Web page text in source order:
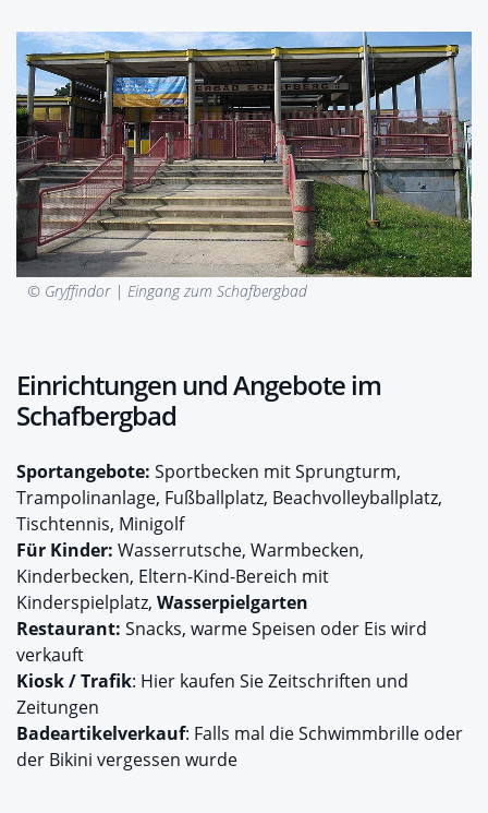
© Gryffindor | Eingang zum Schafbergbad
Einrichtungen und Angebote im
Schafbergbad
Sportangebote: Sportbecken mit Sprungturm,
Trampolinanlage, Fußballplatz, Beachvolleyballplatz,
Tischtennis, Minigolf
Für Kinder: Wasserrutsche, Warmbecken,
Kinderbecken, Eltern-Kind-Bereich mit
Kinderspielplatz, Wasserpielgarten
Restaurant: Snacks, warme Speisen oder Eis wird
verkauft
Kiosk / Trafik: Hier kaufen Sie Zeitschriften und
Zeitungen
Badeartikelverkauf: Falls mal die Schwimmbrille oder
der Bikini vergessen wurde